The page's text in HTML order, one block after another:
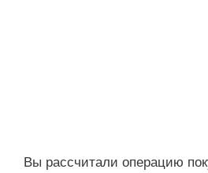
Вы рассчитали операцию